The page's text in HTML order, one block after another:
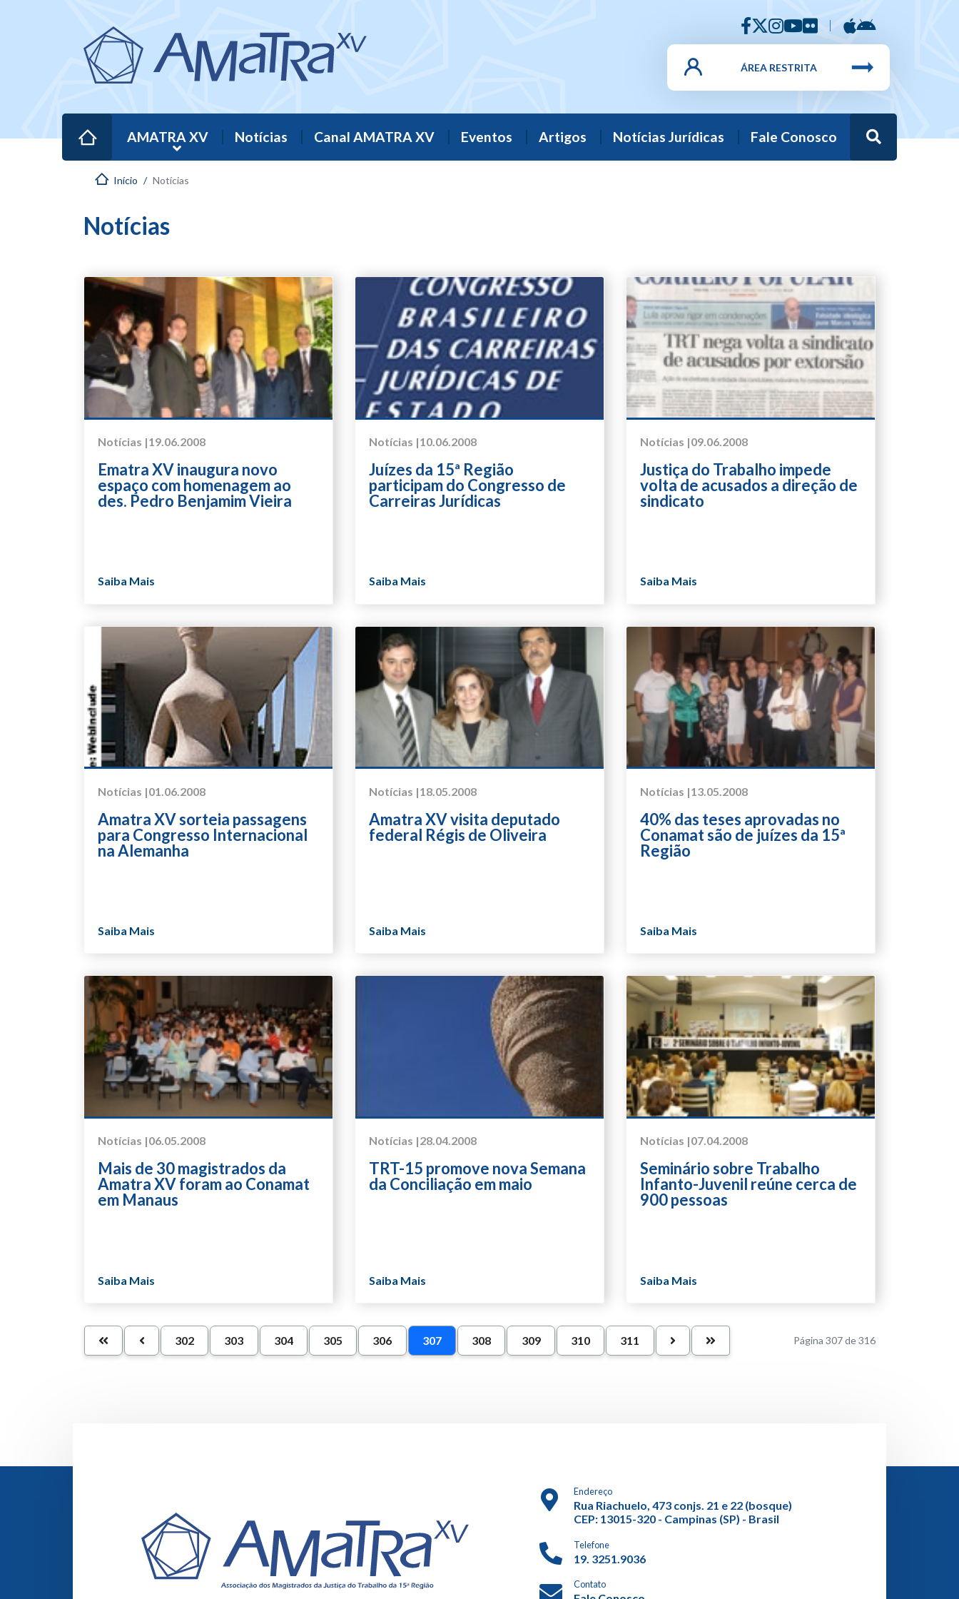
ÁREA RESTRITA
AMATRA XV Notícias Canal AMATRA XV Eventos Artigos Notícias Jurídicas Fale Conosco
Notícias
Início Notícias
Notícias |19.06.2008
Ematra XV inaugura novo
espaço com homenagem ao
des. Pedro Benjamim Vieira
Saiba Mais
Notícias |10.06.2008
Juízes da 15ª Região
participam do Congresso de
Carreiras Jurídicas
Saiba Mais
Notícias |09.06.2008
Justiça do Trabalho impede
volta de acusados a direção de
sindicato
Saiba Mais
Notícias |01.06.2008
Amatra XV sorteia passagens
para Congresso Internacional
na Alemanha
Saiba Mais
Notícias |18.05.2008
Amatra XV visita deputado
federal Régis de Oliveira
Saiba Mais
Notícias |13.05.2008
40% das teses aprovadas no
Conamat são de juízes da 15ª
Região
Saiba Mais
Notícias |06.05.2008
Mais de 30 magistrados da
Amatra XV foram ao Conamat
em Manaus
Saiba Mais
Notícias |28.04.2008
TRT-15 promove nova Semana
da Conciliação em maio
Saiba Mais
Notícias |07.04.2008
Seminário sobre Trabalho
Infanto-Juvenil reúne cerca de
900 pessoas
Saiba Mais
302 303 304 305 306 307 308 309 310 311 Página 307 de 316
Endereço
Rua Riachuelo, 473 conjs. 21 e 22 (bosque)
CEP: 13015-320 - Campinas (SP) - Brasil
Telefone
19. 3251.9036
Contato